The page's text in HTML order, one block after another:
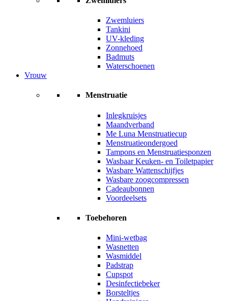
Zwemluiers
Tankini
UV-kleding
Zonnehoed
Badmuts
Waterschoenen
Vrouw
Menstruatie
Inlegkruisjes
Maandverband
Me Luna Menstruatiecup
Menstruatieondergoed
Tampons en Menstruatiesponzen
Wasbaar Keuken- en Toiletpapier
Wasbare Wattenschijfjes
Wasbare zoogcompressen
Cadeaubonnen
Voordeelsets
Toebehoren
Mini-wetbag
Wasnetten
Wasmiddel
Padstrap
Cupspot
Desinfectiebeker
Borsteltjes